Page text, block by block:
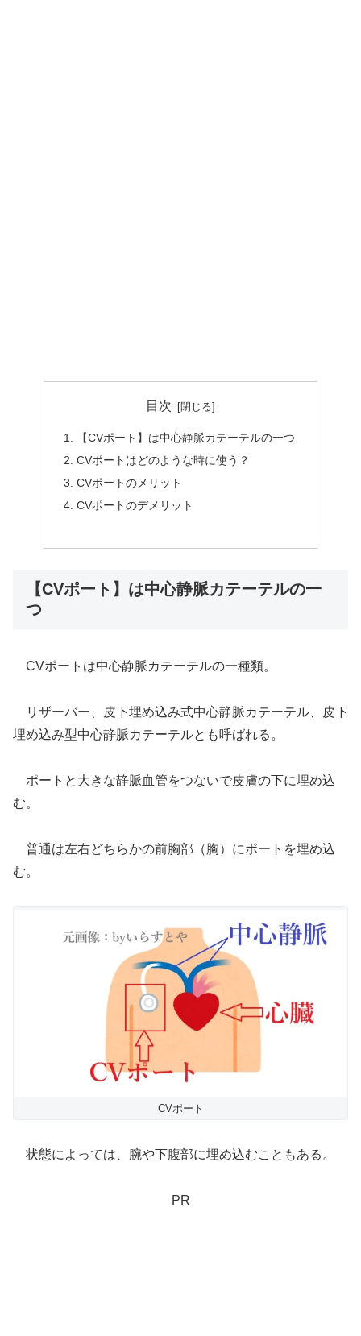
目次
【CVポート】は中心静脈カテーテルの一つ
CVポートはどのような時に使う？
CVポートのメリット
CVポートのデメリット
【CVポート】は中心静脈カテーテルの一
つ
CVポートは中心静脈カテーテルの一種類。
リザーバー、皮下埋め込み式中心静脈カテーテル、皮下
埋め込み型中心静脈カテーテルとも呼ばれる。
ポートと大きな静脈血管をつないで皮膚の下に埋め込
む。
普通は左右どちらかの前胸部（胸）にポートを埋め込
む。
CVポート
状態によっては、腕や下腹部に埋め込むこともある。
PR